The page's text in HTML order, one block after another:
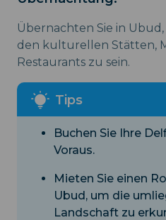
Übernachten Sie in
den kulturellen Stätten,
Restaurants zu sein.
Buchen Sie Ihre
Voraus.
Mieten Sie einen
Ubud, um die
Landschaft zu